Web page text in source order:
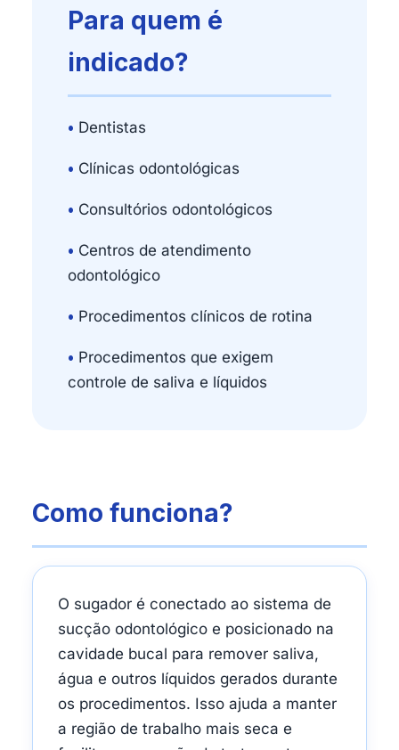
Para quem é
indicado?
• Dentistas
• Clínicas odontológicas
• Consultórios odontológicos
• Centros de atendimento
odontológico
• Procedimentos clínicos de rotina
• Procedimentos que exigem
controle de saliva e líquidos
Como funciona?
O sugador é conectado ao sistema de
sucção odontológico e posicionado na
cavidade bucal para remover saliva,
água e outros líquidos gerados durante
os procedimentos. Isso ajuda a manter
a região de trabalho mais seca e